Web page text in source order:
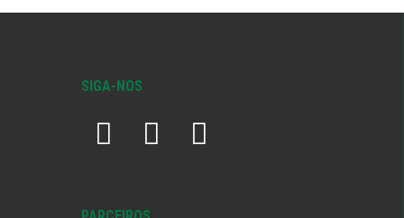
SIGA-NOS